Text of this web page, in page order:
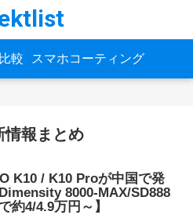
較 スマホコーティング
報まとめ
K10 / K10 Proが中国で発
8000-MAX/SD888
約4/4.9万円～】